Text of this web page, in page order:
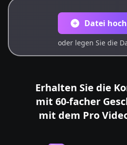
Datei
oder legen Sie die
Erhalten Sie die
mit 60-facher
mit dem Pro